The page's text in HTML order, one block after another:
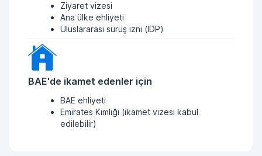
Ziyaret vizesi
Ana ülke ehliyeti
Uluslararası sürüş izni (IDP)
BAE'de ikamet edenler için
BAE ehliyeti
Emirates Kimliği (ikamet vizesi kabul
edilebilir)